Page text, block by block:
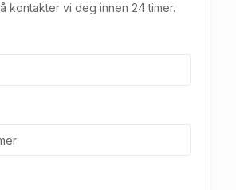
kontakter vi deg innen 24 timer.